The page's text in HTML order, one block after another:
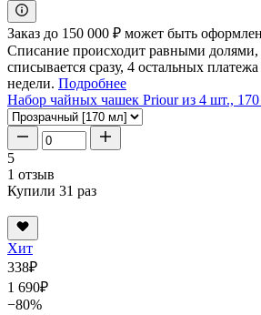
Заказ до 150 000 ₽ может быть
Списание происходит равными
списывается сразу, 4 остальных
недели. Подробнее
Набор чайных чашек Priour из 4 шт.,
5
1 отзыв
Купили 31 раз
Хит
338₽
1 690₽
−80%